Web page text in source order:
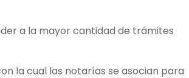
a la mayor cantidad de trámites
la cual las notarías se asocian para